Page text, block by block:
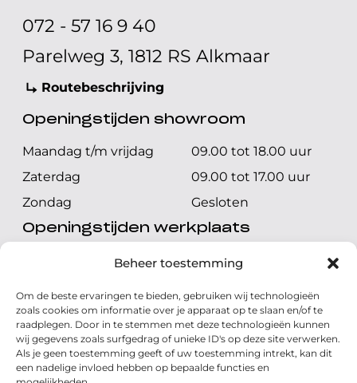
Beheer toestemming
Om de beste ervaringen te bieden, gebruiken wij technologieën
zoals cookies om informatie over je apparaat op te slaan en/of te
raadplegen. Door in te stemmen met deze technologieën kunnen
wij gegevens zoals surfgedrag of unieke ID's op deze site verwerken.
Als je geen toestemming geeft of uw toestemming intrekt, kan dit
een nadelige invloed hebben op bepaalde functies en
072 - 57 16 9 40
Parelweg 3, 1812 RS Alkmaar
Routebeschrijving
Openingstijden showroom
Maandag t/m vrijdag
09.00 tot 18.00 uur
Zaterdag
09.00 tot 17.00 uur
Zondag
Gesloten
Openingstijden werkplaats
Maandag t/m vrijdag
08.00 tot 17.00 uur
Zondag
Gesloten
Volg ons